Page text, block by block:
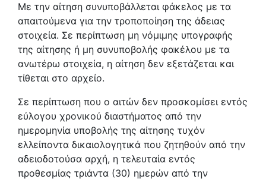
Με την αίτηση συνυποβάλλεται φάκελος με τα
απαιτούμενα για την τροποποίηση της άδειας
στοιχεία. Σε περίπτωση μη νόμιμης υπογραφής
της αίτησης ή μη συνυποβολής φακέλου με τα
ανωτέρω στοιχεία, η αίτηση δεν εξετάζεται και
τίθεται στο αρχείο.
Σε περίπτωση που ο αιτών δεν προσκομίσει εντός
εύλογου χρονικού διαστήματος από την
ημερομηνία υποβολής της αίτησης τυχόν
ελλείποντα δικαιολογητικά που ζητηθούν από την
αδειοδοτούσα αρχή, η τελευταία εντός
προθεσμίας τριάντα (30) ημερών από την